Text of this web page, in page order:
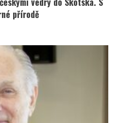
přírodě